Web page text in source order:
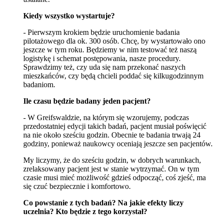
Kiedy wszystko wystartuje?
- Pierwszym krokiem będzie uruchomienie badania
pilotażowego dla ok. 300 osób. Chcę, by wystartowało ono
jeszcze w tym roku. Będziemy w nim testować też naszą
logistykę i schemat postępowania, nasze procedury.
Sprawdzimy też, czy uda się nam przekonać naszych
mieszkańców, czy będą chcieli poddać się kilkugodzinnym
badaniom.
Ile czasu będzie badany jeden pacjent?
- W Greifswaldzie, na którym się wzorujemy, podczas
przedostatniej edycji takich badań, pacjent musiał poświęcić
na nie około sześciu godzin. Obecnie te badania trwają 24
godziny, ponieważ naukowcy oceniają jeszcze sen pacjentów.
My liczymy, że do sześciu godzin, w dobrych warunkach,
zrelaksowany pacjent jest w stanie wytrzymać. On w tym
czasie musi mieć możliwość gdzieś odpocząć, coś zjeść, ma
się czuć bezpiecznie i komfortowo.
Co powstanie z tych badań? Na jakie efekty liczy
uczelnia? Kto będzie z tego korzystał?